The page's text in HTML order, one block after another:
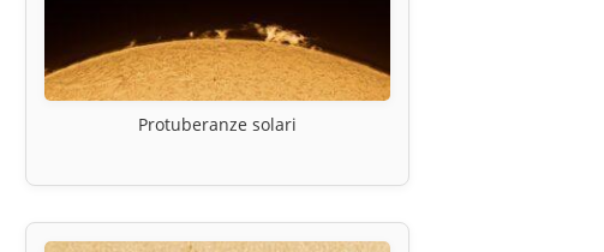
Protuberanze solari